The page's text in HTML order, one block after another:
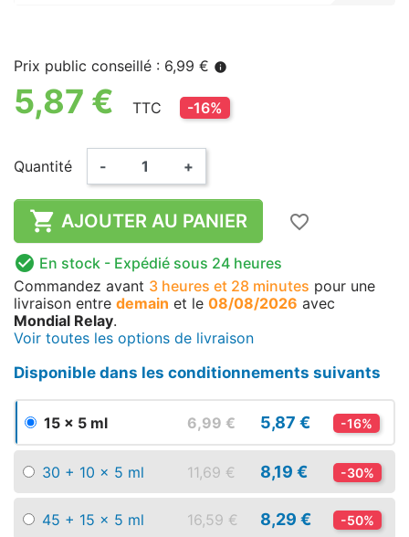
Prix public conseillé : 6,99 € info
5,87 € TTC -16%
Quantité - +
 AJOUTER AU PANIER
favorite_border
 En stock - Expédié sous 24 heures
Commandez avant 3 heures et 28 minutes pour une
livraison entre demain et le 08/08/2026 avec
Mondial Relay.
Voir toutes les options de livraison
Disponible dans les conditionnements suivants
15 x 5 ml 6,99 € 5,87 € -16%
30 + 10 x 5 ml 11,69 € 8,19 € -30%
45 + 15 x 5 ml 16,59 € 8,29 € -50%